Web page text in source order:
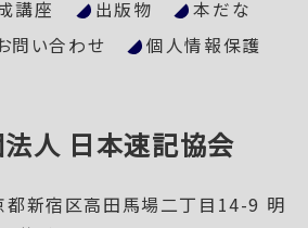
講座
出版物
本だな
問い合わせ 個人情報保護
人 日本速記協会
新宿区高田馬場二丁目14-9 明